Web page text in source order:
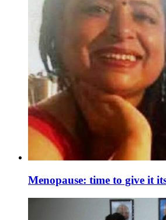
Menopause: time to give it